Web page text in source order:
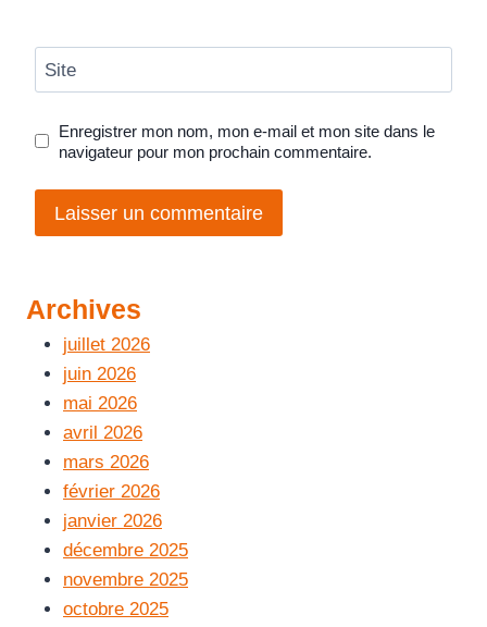
Site
Enregistrer mon nom, mon e-mail et mon site dans le
navigateur pour mon prochain commentaire.
Archives
juillet 2026
juin 2026
mai 2026
avril 2026
mars 2026
février 2026
janvier 2026
décembre 2025
novembre 2025
octobre 2025